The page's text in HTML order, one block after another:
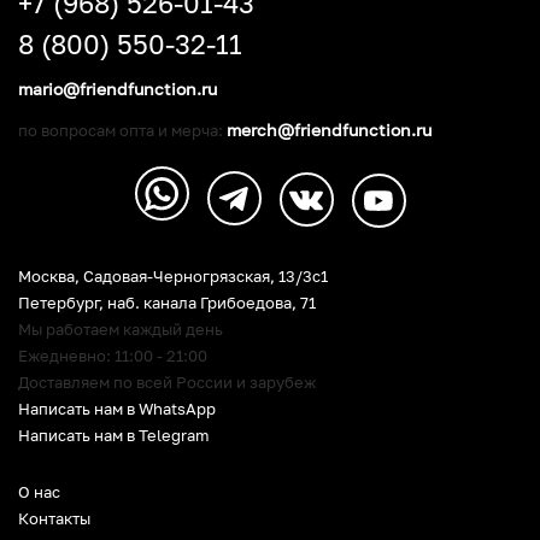
О нас
Контакты
Москва, Садовая-Черногрязская, 13/3c1
Петербург, наб. канала Грибоедова, 71
Мы работаем каждый день
Ежедневно: 11:00 - 21:00
Доставляем по всей России и зарубеж
Написать нам в WhatsApp
Написать нам в Telegram
8 (800) 550-32-11
mario@friendfunction.ru
по вопросам опта и мерча: merch@friendfunction.ru